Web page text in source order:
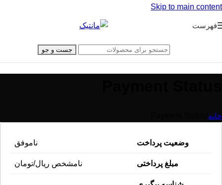
Skip to main content
فهرست
جست و جو
خانه
وضعیت پرداخت ناموفق
مبلغ پرداختی نامشخص ریال/تومان